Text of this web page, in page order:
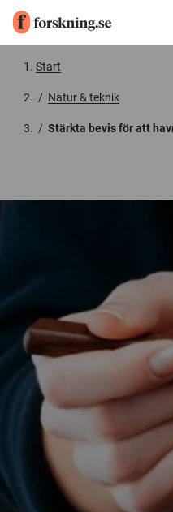
Start
/ Natur & teknik
/ Stärkta bevis för att